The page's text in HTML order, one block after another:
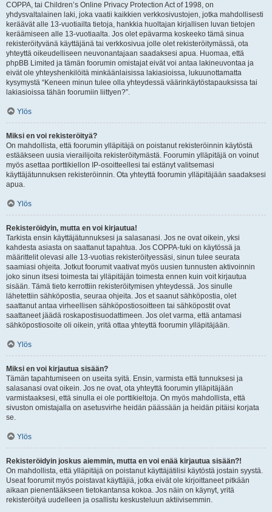
COPPA, tai Children’s Online Privacy Protection Act of 1998, on
yhdysvaltalainen laki, joka vaatii kaikkien verkkosivustojen, jotka mahdollisesti
keräävät alle 13-vuotiailta tietoja, hankkia huoltajan kirjallisen luvan tietojen
keräämiseen alle 13-vuotiaalta. Jos olet epävarma koskeeko tämä sinua
rekisteröityvänä käyttäjänä tai verkkosivua jolle olet rekisteröitymässä, ota
yhteyttä oikeudelliseen neuvonantajaan saadaksesi apua. Huomaa, että
phpBB Limited ja tämän foorumin omistajat eivät voi antaa lakineuvontaa ja
eivät ole yhteyshenkilöitä minkäänlaisissa lakiasioissa, lukuunottamatta
kysymystä “Keneen minun tulee olla yhteydessä väärinkäytöstapauksissa tai
lakiasioissa tähän foorumiin liittyen?”.
Ylös
Miksi en voi rekisteröityä?
On mahdollista, että foorumin ylläpitäjä on poistanut rekisteröinnin käytöstä
estääkseen uusia vierailijoita rekisteröitymästä. Foorumin ylläpitäjä on voinut
myös asettaa porttikiellon IP-osoitteellesi tai estänyt valitsemasi
käyttäjätunnuksen rekisteröinnin. Ota yhteyttä foorumin ylläpitäjään saadaksesi
apua.
Ylös
Rekisteröidyin, mutta en voi kirjautua!
Tarkista ensin käyttäjätunnuksesi ja salasanasi. Jos ne ovat oikein, yksi
kahdesta asiasta on saattanut tapahtua. Jos COPPA-tuki on käytössä ja
määrittelit olevasi alle 13-vuotias rekisteröityessäsi, sinun tulee seurata
saamiasi ohjeita. Jotkut foorumit vaativat myös uusien tunnusten aktivoinnin
joko sinun itsesi toimesta tai ylläpitäjän toimesta ennen kuin voit kirjautua
sisään. Tämä tieto kerrottiin rekisteröitymisen yhteydessä. Jos sinulle
lähetettiin sähköpostia, seuraa ohjeita. Jos et saanut sähköpostia, olet
saattanut antaa virheellisen sähköpostiosoitteen tai sähköpostit ovat
saattaneet jäädä roskapostisuodattimeen. Jos olet varma, että antamasi
sähköpostiosoite oli oikein, yritä ottaa yhteyttä foorumin ylläpitäjään.
Ylös
Miksi en voi kirjautua sisään?
Tämän tapahtumiseen on useita syitä. Ensin, varmista että tunnuksesi ja
salasanasi ovat oikein. Jos ne ovat, ota yhteyttä foorumin ylläpitäjään
varmistaaksesi, että sinulla ei ole porttikieltoja. On myös mahdollista, että
sivuston omistajalla on asetusvirhe heidän päässään ja heidän pitäisi korjata
se.
Ylös
Rekisteröidyin joskus aiemmin, mutta en voi enää kirjautua sisään?!
On mahdollista, että ylläpitäjä on poistanut käyttäjätilisi käytöstä jostain syystä.
Useat foorumit myös poistavat käyttäjiä, jotka eivät ole kirjoittaneet pitkään
aikaan pienentääkseen tietokantansa kokoa. Jos näin on käynyt, yritä
rekisteröityä uudelleen ja osallistu keskusteluun aktiivisemmin.